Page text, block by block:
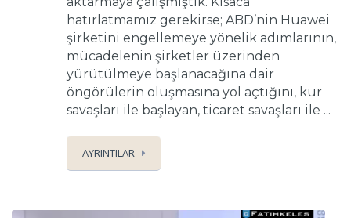
hatırlatmamız gerekirse; ABD’nin Huawei
şirketini engellemeye yönelik adımlarının,
mücadelenin şirketler üzerinden
yürütülmeye başlanacağına dair
öngörülerin oluşmasına yol açtığını, kur
savaşları ile başlayan, ticaret savaşları ile ...
AYRINTILAR